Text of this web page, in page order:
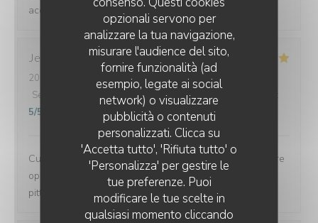
opzionali servono per
analizzare la tua navigazione,
misurare l'audience del sito,
fornire funzionalità (ad
esempio, legate ai social
network) o visualizzare
pubblicità o contenuti
personalizzati. Clicca su
'Accetta tutto', 'Rifiuta tutto' o
'Personalizza' per gestire le
tue preferenze. Puoi
modificare le tue scelte in
qualsiasi momento cliccando
acceuil . Bonne fin de saison à toute l'équipe .
Jean-Paul
2026-08-05
- 19:00 - Ospiti 5
Servizio
Atmosfera: 4 /5 Cucina: 5/5 Qualità / Prezzo
5/5
Cuisine savoureuse, service agréable et rapide sans être
oppressant. Environnement charmant en face de la si
pittoresque baie de Brignogan.
LA CORNICHE